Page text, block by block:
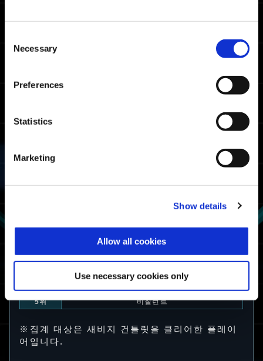
Selection
Necessary
Preferences
Statistics
Marketing
Show details
Allow all cookies
Use necessary cookies only
06:52.59
PlayStation🄬4
05:47.38
05:58.78
08:12.72
PlayStation🄬5 /
PlayStation🄬4
07:10.59
Steam🄬 07:25.32
비질런트 α: 마크스맨
2위
님버스
스카이 웨이브 β: 라이프라인
4위
제퍼
5위
비질런트
※집계 대상은 새비지 건틀릿을 클리어한 플레이
어입니다.